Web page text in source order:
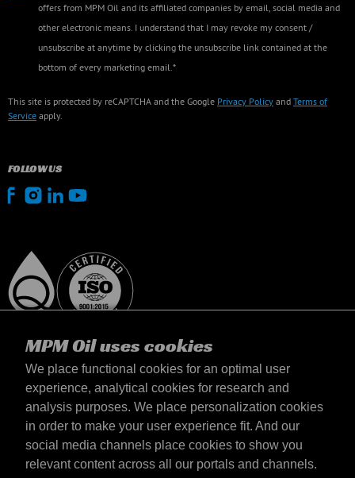
MPM Oil uses cookies
We place functional cookies for an optimal user
experience, analytical cookies for research and
analysis purposes. We place personalization cookies
in order to make your user experience fit. And our
social media channels place cookies to show you
relevant content across all our portals and channels.
offers from MPM Oil and its affiliated companies by email, social media and
other electronic means. I understand that I may revoke my consent /
unsubscribe at anytime by clicking the unsubscribe link contained at the
bottom of every marketing email.*
This site is protected by reCAPTCHA and the Google Privacy Policy and Terms of
Service apply.
FOLLOW US
Magyarország
Elérhetőség
Általános szerződési feltételek
Szállítási feltételek